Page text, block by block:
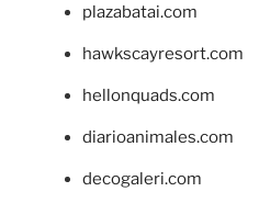
plazabatai.com
hawkscayresort.com
hellonquads.com
diarioanimales.com
decogaleri.com